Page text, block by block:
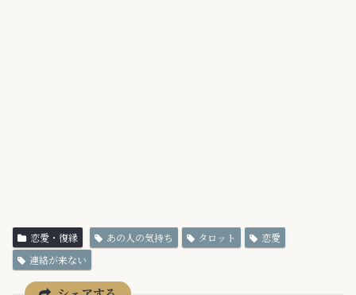
恋愛・復縁 あの人の気持ち タロット
恋愛
連絡が来ない